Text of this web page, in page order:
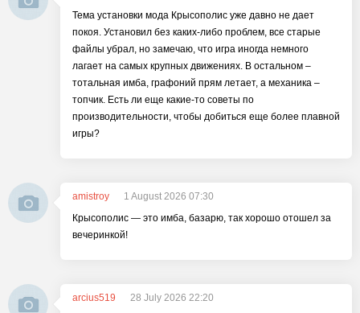
Тема установки мода Крысополис уже давно не дает
покоя. Установил без каких-либо проблем, все старые
файлы убрал, но замечаю, что игра иногда немного
лагает на самых крупных движениях. В остальном –
тотальная имба, графоний прям летает, а механика –
топчик. Есть ли еще какие-то советы по
производительности, чтобы добиться еще более плавной
игры?
amistroy
1 August 2026 07:30
Крысополис — это имба, базарю, так хорошо отошел за
вечеринкой!
arcius519
28 July 2026 22:20